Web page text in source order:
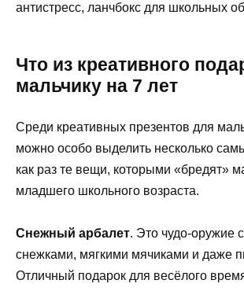
антистресс, ланчбокс для школьных
Что из креативного
мальчику на 7 лет
Среди креативных презентов для
можно особо выделить несколько
как раз те вещи, которыми «бредят»
младшего школьного возраста.
Снежный арбалет. Это чудо-оружие
снежками, мягкими мячиками и даже
Отличный подарок для весёлого